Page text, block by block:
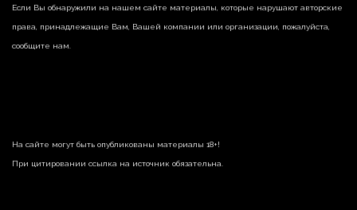
Если Вы обнаружили на нашем сайте материалы, которые нарушают авторские
права, принадлежащие Вам, Вашей компании или организации, пожалуйста,
сообщите нам.
На сайте могут быть опубликованы материалы 18+!
При цитировании ссылка на источник обязательна.